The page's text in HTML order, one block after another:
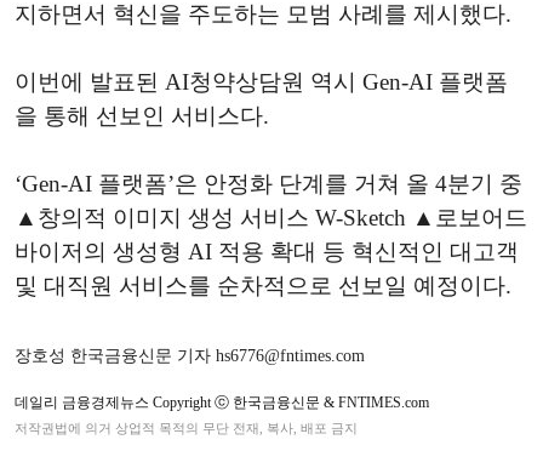
지하면서 혁신을 주도하는 모범 사례를 제시했다.
이번에 발표된 AI청약상담원 역시 Gen-AI 플랫폼
을 통해 선보인 서비스다.
‘Gen-AI 플랫폼’은 안정화 단계를 거쳐 올 4분기 중
▲창의적 이미지 생성 서비스 W-Sketch ▲로보어드
바이저의 생성형 AI 적용 확대 등 혁신적인 대고객
및 대직원 서비스를 순차적으로 선보일 예정이다.
장호성 한국금융신문 기자 hs6776@fntimes.com
데일리 금융경제뉴스 Copyright ⓒ 한국금융신문 & FNTIMES.com
저작권법에 의거 상업적 목적의 무단 전재, 복사, 배포 금지